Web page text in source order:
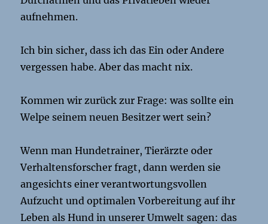
aufnehmen.
Ich bin sicher, dass ich das Ein oder Andere
vergessen habe. Aber das macht nix.
Kommen wir zurück zur Frage: was sollte ein
Welpe seinem neuen Besitzer wert sein?
Wenn man Hundetrainer, Tierärzte oder
Verhaltensforscher fragt, dann werden sie
angesichts einer verantwortungsvollen
Aufzucht und optimalen Vorbereitung auf ihr
Leben als Hund in unserer Umwelt sagen: das